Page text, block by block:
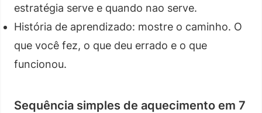
estratégia serve e quando nao serve.
História de aprendizado: mostre o caminho. O
que você fez, o que deu errado e o que
funcionou.
Sequência simples de aquecimento em 7